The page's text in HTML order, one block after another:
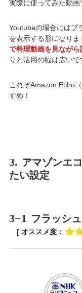
実際に使ってみた動画
Youtubeの場合にはブ
を表示する形になりま
で料理動画を見ながら
りと活用の幅は広いで
これぞAmazon Echo
すめ！
3. アマゾンエ
たい設定
3−1 フラッシ
[ オススメ度：